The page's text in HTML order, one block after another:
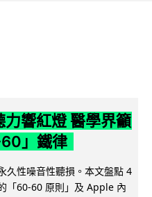
響紅燈 醫學界籲
」鐵律
久性噪音性聽損。本文盤點 4
「60-60 原則」及 Apple 內